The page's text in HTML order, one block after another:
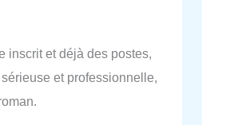
inscrit et déjà des postes,
et professionnelle,